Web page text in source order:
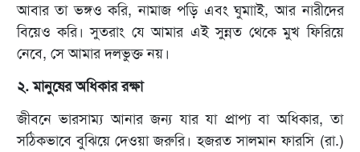
আবার তা ভঙ্গও করি, নামাজ পড়ি এবং ঘুমাাই, আর নারীদের
বিয়েও করি। সুতরাং যে আমার এই সুন্নত থেকে মুখ ফিরিয়ে
নেবে, সে আমার দলভুক্ত নয়।
২. মানুষের অধিকার রক্ষা
জীবনে ভারসাম্য আনার জন্য যার যা প্রাপ্য বা অধিকার, তা
সঠিকভাবে বুঝিয়ে দেওয়া জরুরি। হজরত সালমান ফারসি (রা.)